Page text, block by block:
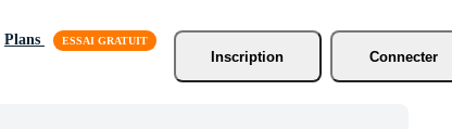
Plans
Inscription
Connecter